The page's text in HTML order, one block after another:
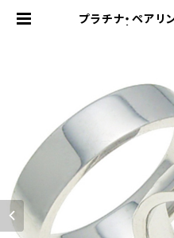
プラチナ・ペアリ